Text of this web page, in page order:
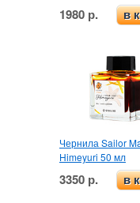
1980 р. в
Чернила Sailor
Himeyuri 50 мл
3350 р. в